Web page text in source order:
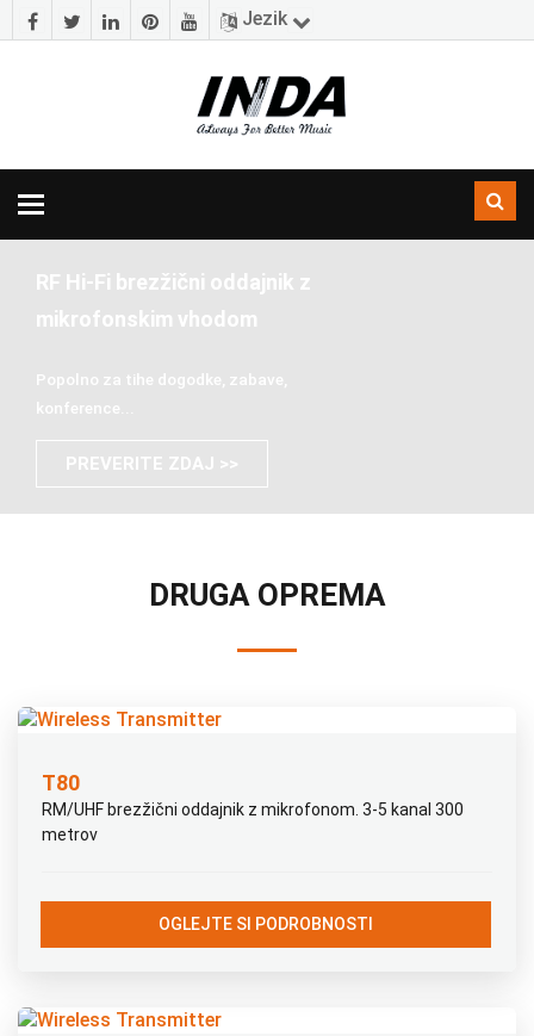
Jezik
Preklopna
RF Hi-Fi brezžični oddajnik z
mikrofonskim vhodom
Popolno za tihe dogodke, zabave,
konference...
PREVERITE ZDAJ >>
DRUGA OPREMA
T80
RM/UHF brezžični oddajnik z mikrofonom. 3-5 kanal 300
metrov
OGLEJTE SI PODROBNOSTI